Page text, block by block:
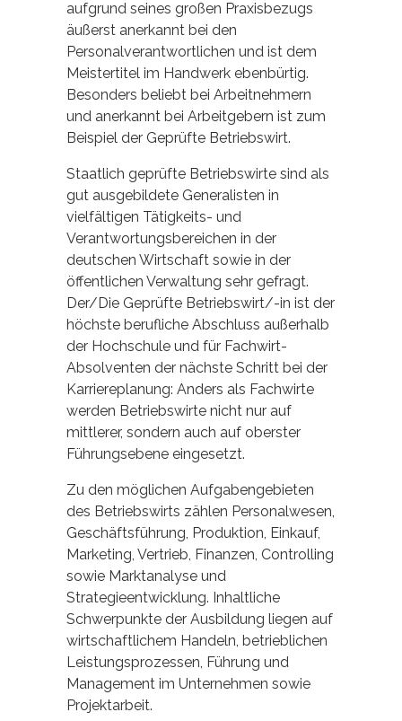
aufgrund seines großen Praxisbezugs
äußerst anerkannt bei den
Personalverantwortlichen und ist dem
Meistertitel im Handwerk ebenbürtig.
Besonders beliebt bei Arbeitnehmern
und anerkannt bei Arbeitgebern ist zum
Beispiel der Geprüfte Betriebswirt.
Staatlich geprüfte Betriebswirte sind als
gut ausgebildete Generalisten in
vielfältigen Tätigkeits- und
Verantwortungsbereichen in der
deutschen Wirtschaft sowie in der
öffentlichen Verwaltung sehr gefragt.
Der/Die Geprüfte Betriebswirt/-in ist der
höchste berufliche Abschluss außerhalb
der Hochschule und für Fachwirt-
Absolventen der nächste Schritt bei der
Karriereplanung: Anders als Fachwirte
werden Betriebswirte nicht nur auf
mittlerer, sondern auch auf oberster
Führungsebene eingesetzt.
Zu den möglichen Aufgabengebieten
des Betriebswirts zählen Personalwesen,
Geschäftsführung, Produktion, Einkauf,
Marketing, Vertrieb, Finanzen, Controlling
sowie Marktanalyse und
Strategieentwicklung. Inhaltliche
Schwerpunkte der Ausbildung liegen auf
wirtschaftlichem Handeln, betrieblichen
Leistungsprozessen, Führung und
Management im Unternehmen sowie
Projektarbeit.